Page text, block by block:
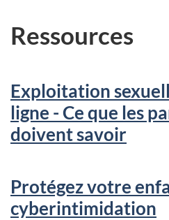
Ressources
Exploitation
ligne - Ce que les
doivent savoir
Protégez votre
cyberintimidation